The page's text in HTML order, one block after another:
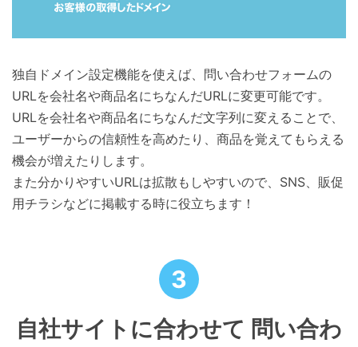
独自ドメイン設定機能を使えば、問い合わせフォームの
URLを会社名や商品名にちなんだURLに変更可能です。
URLを会社名や商品名にちなんだ文字列に変えることで、
ユーザーからの信頼性を高めたり、商品を覚えてもらえる
機会が増えたりします。
また分かりやすいURLは拡散もしやすいので、SNS、販促
用チラシなどに掲載する時に役立ちます！
3
自社サイトに合わせて 問い合わ